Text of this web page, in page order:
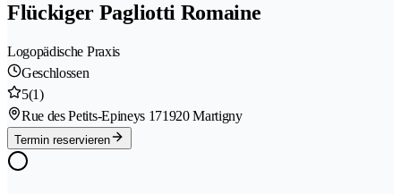
Flückiger Pagliotti Romaine
Logopädische Praxis
Geschlossen
5(1)
Rue des Petits-Epineys 171920 Martigny
Termin reservieren